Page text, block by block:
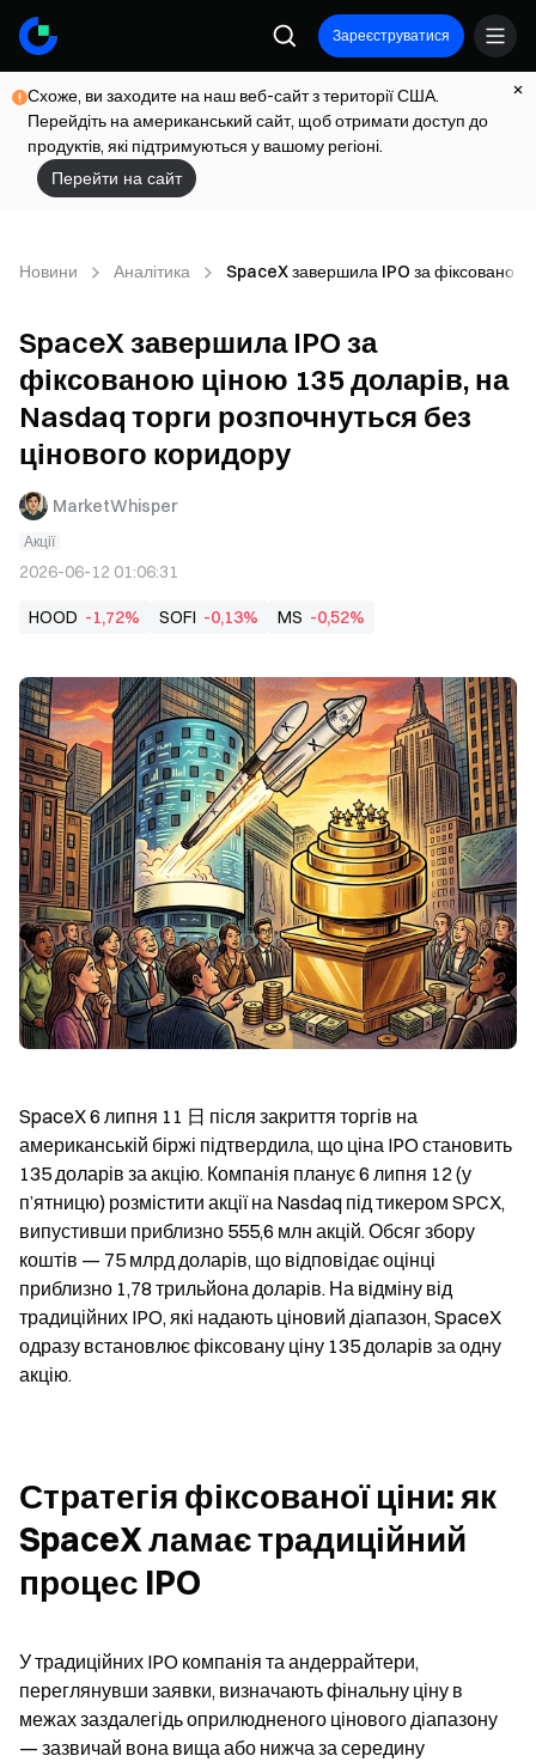
Зареєструватися
Схоже, ви заходите на наш веб-сайт з території США.
Перейдіть на американський сайт, щоб отримати доступ до
продуктів, які підтримуються у вашому регіоні.
Перейти на сайт
Новини Аналітика SpaceX завершила IPO за фіксованою
SpaceX завершила IPO за
фіксованою ціною 135 доларів, на
Nasdaq торги розпочнуться без
цінового коридору
MarketWhisper
Акції
2026-06-12 01:06:31
HOOD -1,72% SOFI -0,13% MS -0,52%
SpaceX 6 липня 11 日 після закриття торгів на
американській біржі підтвердила, що ціна IPO становить
135 доларів за акцію. Компанія планує 6 липня 12 (у
п’ятницю) розмістити акції на Nasdaq під тикером SPCX,
випустивши приблизно 555,6 млн акцій. Обсяг збору
коштів — 75 млрд доларів, що відповідає оцінці
приблизно 1,78 трильйона доларів. На відміну від
традиційних IPO, які надають ціновий діапазон, SpaceX
одразу встановлює фіксовану ціну 135 доларів за одну
акцію.
Стратегія фіксованої ціни: як
SpaceX ламає традиційний
процес IPO
У традиційних IPO компанія та андеррайтери,
переглянувши заявки, визначають фінальну ціну в
межах заздалегідь оприлюдненого цінового діапазону
— зазвичай вона вища або нижча за середину